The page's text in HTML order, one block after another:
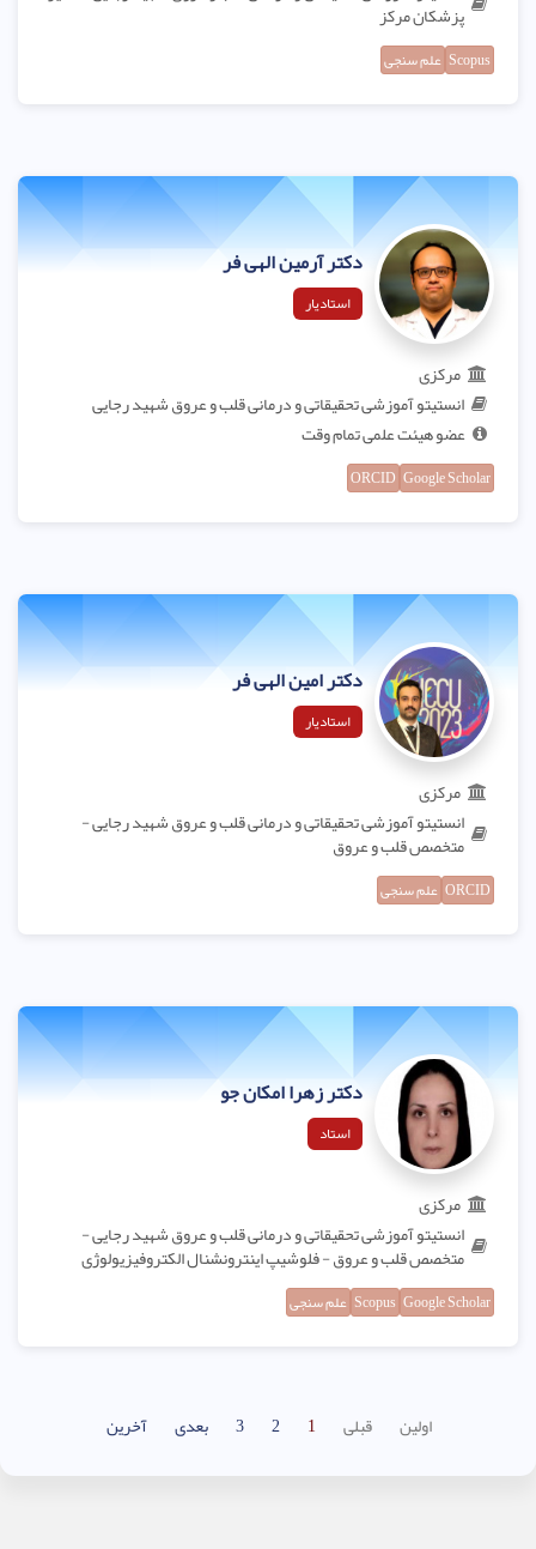
پزشکان مرکز
Scopus علم سنجی
دکتر آرمین الهی فر
استادیار
مرکزی
انستیتو آموزشی تحقیقاتی و درمانی قلب و عروق شهید رجایی
عضو هیئت علمی تمام وقت
Google Scholar
ORCID
دکتر امین الهی فر
استادیار
مرکزی
انستیتو آموزشی تحقیقاتی و درمانی قلب و عروق شهید رجایی -
متخصص قلب و عروق
ORCID علم سنجی
دکتر زهرا امکان جو
استاد
مرکزی
انستیتو آموزشی تحقیقاتی و درمانی قلب و عروق شهید رجایی -
متخصص قلب و عروق - فلوشیپ اینترونشنال الکتروفیزیولوژی
Google Scholar
Scopus علم سنجی
اولین قبلی 1
2
3 بعدی آخرین